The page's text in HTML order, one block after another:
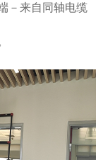
－来自同轴电缆